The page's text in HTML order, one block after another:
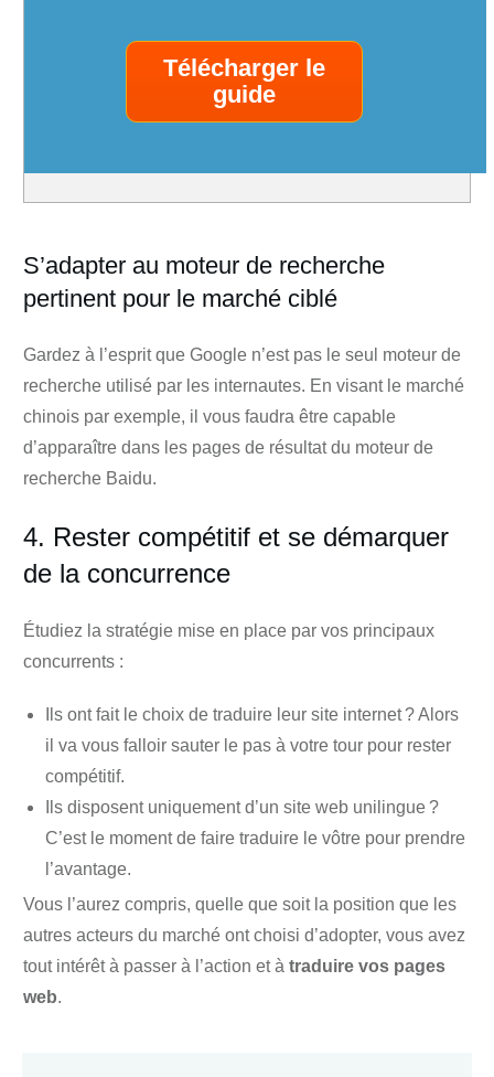
Télécharger le
guide
S’adapter au moteur de recherche
pertinent pour le marché ciblé
Gardez à l’esprit que Google n’est pas le seul moteur de
recherche utilisé par les internautes. En visant le marché
chinois par exemple, il vous faudra être capable
d’apparaître dans les pages de résultat du moteur de
recherche Baidu.
4. Rester compétitif et se démarquer
de la concurrence
Étudiez la stratégie mise en place par vos principaux
concurrents :
Ils ont fait le choix de traduire leur site internet ? Alors
il va vous falloir sauter le pas à votre tour pour rester
compétitif.
Ils disposent uniquement d’un site web unilingue ?
C’est le moment de faire traduire le vôtre pour prendre
l’avantage.
Vous l’aurez compris, quelle que soit la position que les
autres acteurs du marché ont choisi d’adopter, vous avez
tout intérêt à passer à l’action et à traduire vos pages
web.